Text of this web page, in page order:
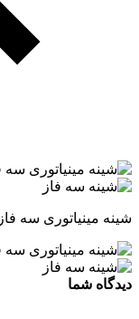
شینه مینیاتوری سه فاز
دیدگاه شما